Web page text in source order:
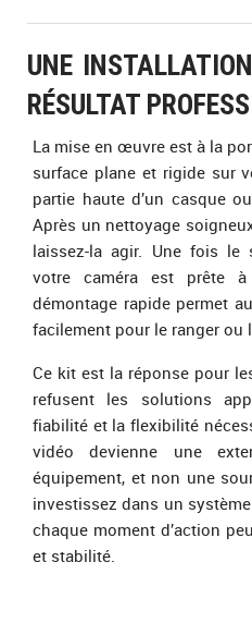
UNE
RÉSULTAT
La mise en œuvre est à la
surface plane et rigide sur
partie haute d’un casque
Après un nettoyage
laissez-la agir. Une fois le
votre caméra est prête
démontage rapide permet
facilement pour le ranger ou
Ce kit est la réponse pour
refusent les solutions
fiabilité et la flexibilité
vidéo devienne une
équipement, et non une
investissez dans un
chaque moment d’action
et stabilité.